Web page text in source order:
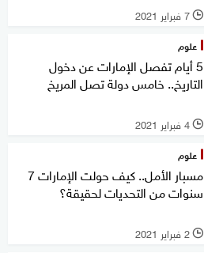
l 7 فبراير 2021
علوم
5 أيام تفصل الإمارات عن دخول
التاريخ.. خامس دولة تصل المريخ
l 4 فبراير 2021
علوم
مسبار الأمل.. كيف حولت الإمارات 7
سنوات من التحديات لحقيقة؟
l 2 فبراير 2021